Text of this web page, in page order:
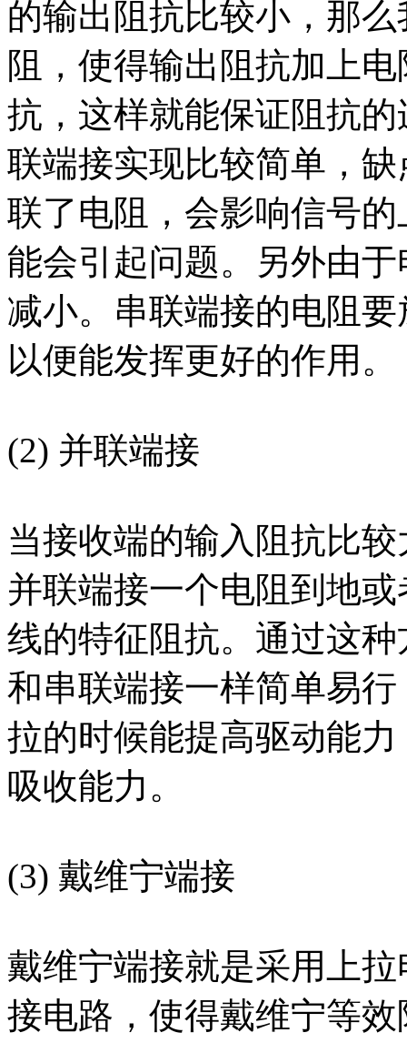
的输出阻抗比较小，那
阻，使得输出阻抗加上
抗，这样就能保证阻抗
联端接实现比较简单，
联了电阻，会影响信号
能会引起问题。另外由
减小。串联端接的电阻
以便能发挥更好的作用。
(2) 并联端接
当接收端的输入阻抗比
并联端接一个电阻到地
线的特征阻抗。通过这
和串联端接一样简单易
拉的时候能提高驱动能
吸收能力。
(3) 戴维宁端接
戴维宁端接就是采用上
接电路，使得戴维宁等